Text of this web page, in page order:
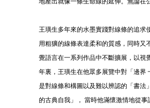
地產出就像一條生命線的延伸。無論在
王璜生多年來的水墨實踐對線條的追求
用粗獷的線條表達柔和的質感，同時又
覺語言在一系列作品中不斷擴展，以視
年裏，王璜生在他眾多展覽中對「邊界
是對線條和構圖以及難以辨認的「書法
的古典自我」， 當時他滿懷激情地從